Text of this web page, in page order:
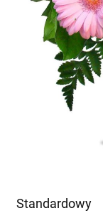
Standardowy